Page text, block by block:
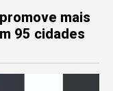
mais
95 cidades